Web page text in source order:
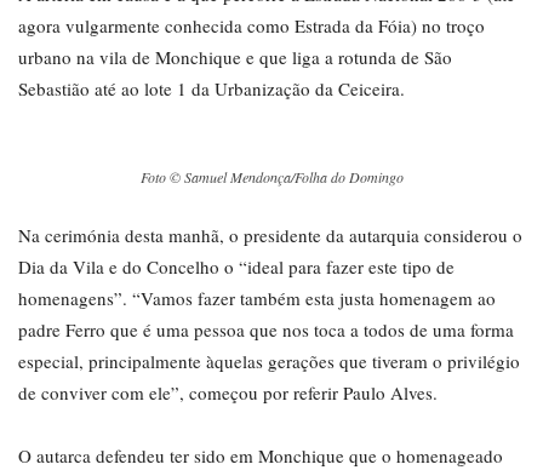
agora vulgarmente conhecida como Estrada da Fóia) no troço
urbano na vila de Monchique e que liga a rotunda de São
Sebastião até ao lote 1 da Urbanização da Ceiceira.
Foto © Samuel Mendonça/Folha do Domingo
Na cerimónia desta manhã, o presidente da autarquia considerou o
Dia da Vila e do Concelho o “ideal para fazer este tipo de
homenagens”. “Vamos fazer também esta justa homenagem ao
padre Ferro que é uma pessoa que nos toca a todos de uma forma
especial, principalmente àquelas gerações que tiveram o privilégio
de conviver com ele”, começou por referir Paulo Alves.
O autarca defendeu ter sido em Monchique que o homenageado